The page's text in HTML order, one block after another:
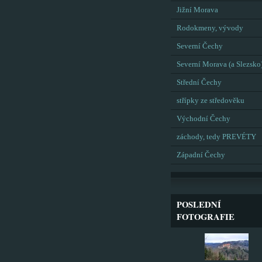
Jižní Morava
Rodokmeny, vývody
Severní Čechy
Severní Morava (a
Střední Čechy
střípky ze středověku
Východní Čechy
záchody, tedy PREVÉTY
Západní Čechy
POSLEDNÍ
FOTOGRAFIE